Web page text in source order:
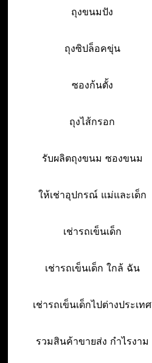
ถุงขนมปัง
ถุงซิปล็อคขุ่น
ซองก้นตั้ง
ถุงไส้กรอก
รับผลิตถุงขนม ซองขนม
ให้เช่าอุปกรณ์ แม่และเด็ก
เช่ารถเข็นเด็ก
เช่ารถเข็นเด็ก ใกล้ ฉัน
เช่ารถเข็นเด็กไปต่างประเทศ
รวมสินค้าขายส่ง กำไรงาม